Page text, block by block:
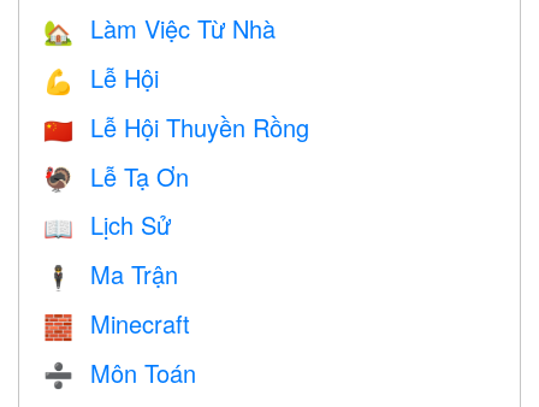
🏡 Làm Việc Từ Nhà
💪 Lễ Hội
🇨🇳 Lễ Hội Thuyền Rồng
🦃 Lễ Tạ Ơn
📖 Lịch Sử
🕴️ Ma Trận
🧱 Minecraft
➗
Môn Toán